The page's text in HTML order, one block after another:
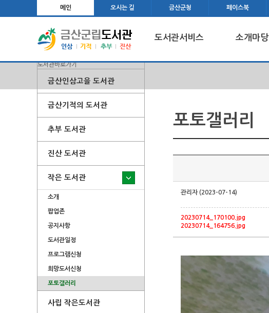
메인 오시는 길 금산군청 페이스북
도서관서비스 소개마당
도서관바로가기
금산인삼고을 도서관
금산기적의 도서관
추부 도서관
진산 도서관
작은 도서관
소개
팝업존
공지사항
도서관일정
프로그램신청
희망도서신청
포토갤러리
사립 작은도서관
포토갤러리
관리자 (2023-07-14)
20230714_170100.jpg
20230714_164756.jpg